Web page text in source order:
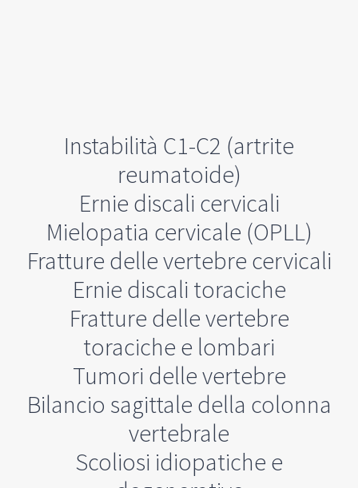
Instabilità C1-C2 (artrite
reumatoide)
Ernie discali cervicali
Mielopatia cervicale (OPLL)
Fratture delle vertebre cervicali
Ernie discali toraciche
Fratture delle vertebre
toraciche e lombari
Tumori delle vertebre
Bilancio sagittale della colonna
vertebrale
Scoliosi idiopatiche e